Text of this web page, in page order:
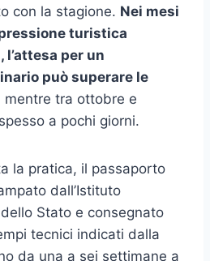
con la stagione. Nei mesi
turistica
l’attesa per un
può superare le
mentre tra ottobre e
a pochi giorni.
la pratica, il passaporto
dall’Istituto
Stato e consegnato
tecnici indicati dalla
da una a sei settimane a